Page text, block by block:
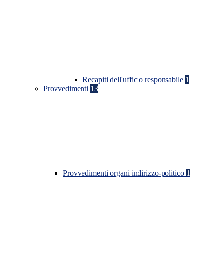
Recapiti dell'ufficio responsabile 1
Provvedimenti 13
Provvedimenti organi indirizzo-politico 1